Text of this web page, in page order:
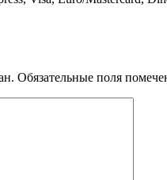
Обязательные поля